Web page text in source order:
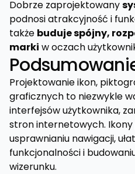
Dobrze zaprojektowany
podnosi atrakcyjność i
także buduje spójny,
marki w oczach
Projektowanie ikon,
graficznych to niezwykle
interfejsów użytkownika,
stron internetowych. Ikony
usprawnianiu nawigacji,
funkcjonalności i
wizerunku.